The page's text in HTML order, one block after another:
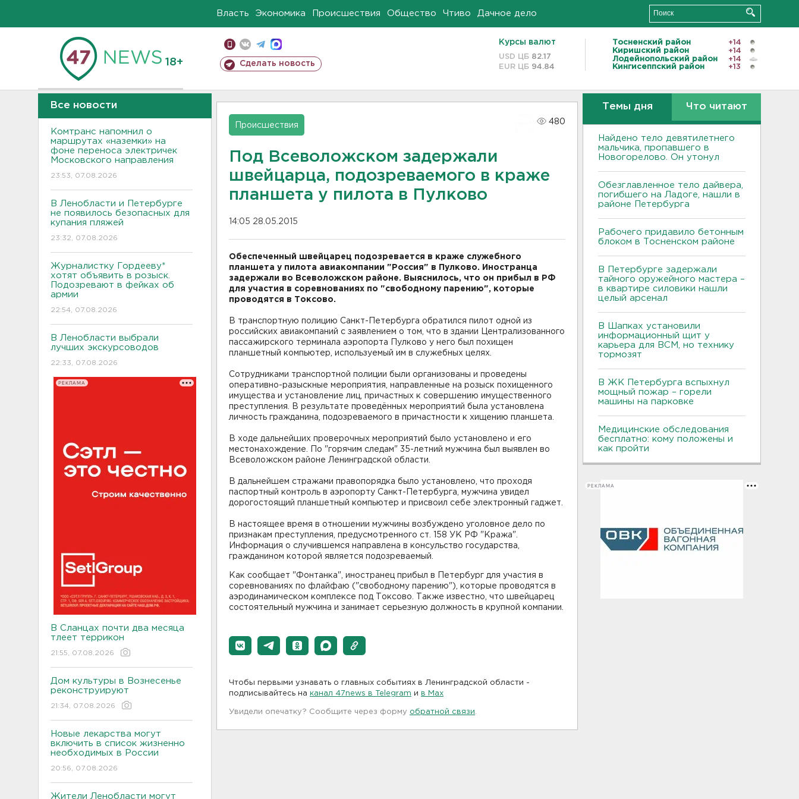
Власть Экономика Происшествия Общество Чтиво Дачное дело
18+ Сделать новость
Курсы валют
USD ЦБ 82.17
EUR ЦБ 94.84
Тосненский район
+14
Киришский район
+14
Лодейнопольский район
+14
Кингисеппский район
+13
Все новости
Комтранс напомнил о
маршрутах «наземки» на
фоне переноса электричек
Московского направления
23:53, 07.08.2026
В Ленобласти и Петербурге
не появилось безопасных для
купания пляжей
23:32, 07.08.2026
Журналистку Гордееву*
хотят объявить в розыск.
Подозревают в фейках об
армии
22:54, 07.08.2026
В Ленобласти выбрали
лучших экскурсоводов
22:33, 07.08.2026
РЕКЛАМА
В Сланцах почти два месяца
тлеет террикон
21:55, 07.08.2026
Дом культуры в Вознесенье
реконструируют
21:34, 07.08.2026
Новые лекарства могут
включить в список жизненно
необходимых в России
20:56, 07.08.2026
Жители Ленобласти могут
Происшествия
480
Под Всеволожском задержали
швейцарца, подозреваемого в краже
планшета у пилота в Пулково
14:05 28.05.2015
Обеспеченный швейцарец подозревается в краже служебного
планшета у пилота авиакомпании "Россия" в Пулково. Иностранца
задержали во Всеволожском районе. Выяснилось, что он прибыл в РФ
для участия в соревнованиях по "свободному парению", которые
проводятся в Токсово.
В транспортную полицию Санкт-Петербурга обратился пилот одной из
российских авиакомпаний с заявлением о том, что в здании Централизованного
пассажирского терминала аэропорта Пулково у него был похищен
планшетный компьютер, используемый им в служебных целях.
Сотрудниками транспортной полиции были организованы и проведены
оперативно-разыскные мероприятия, направленные на розыск похищенного
имущества и установление лиц, причастных к совершению имущественного
преступления. В результате проведённых мероприятий была установлена
личность гражданина, подозреваемого в причастности к хищению планшета.
В ходе дальнейших проверочных мероприятий было установлено и его
местонахождение. По "горячим следам" 35-летний мужчина был выявлен во
Всеволожском районе Ленинградской области.
В дальнейшем стражами правопорядка было установлено, что проходя
паспортный контроль в аэропорту Санкт-Петербурга, мужчина увидел
дорогостоящий планшетный компьютер и присвоил себе электронный гаджет.
В настоящее время в отношении мужчины возбуждено уголовное дело по
признакам преступления, предусмотренного ст. 158 УК РФ "Кража".
Информация о случившемся направлена в консульство государства,
гражданином которой является подозреваемый.
Как сообщает "Фонтанка", иностранец прибыл в Петербург для участия в
соревнованиях по флайфаю ("свободному парению"), которые проводятся в
аэродинамическом комплексе под Токсово. Также известно, что швейцарец
состоятельный мужчина и занимает серьезную должность в крупной компании.
Чтобы первыми узнавать о главных событиях в Ленинградской области -
подписывайтесь на канал 47news в Telegram и в Maх
Увидели опечатку? Сообщите через форму обратной связи
Темы дня Что читают
Найдено тело девятилетнего
мальчика, пропавшего в
Новогорелово. Он утонул
Обезглавленное тело дайвера,
погибшего на Ладоге, нашли в
районе Петербурга
Рабочего придавило бетонным
блоком в Тосненском районе
В Петербурге задержали
тайного оружейного мастера –
в квартире силовики нашли
целый арсенал
В Шапках установили
информационный щит у
карьера для ВСМ, но технику
тормозят
В ЖК Петербурга вспыхнул
мощный пожар – горели
машины на парковке
Медицинские обследования
бесплатно: кому положены и
как пройти
РЕКЛАМА